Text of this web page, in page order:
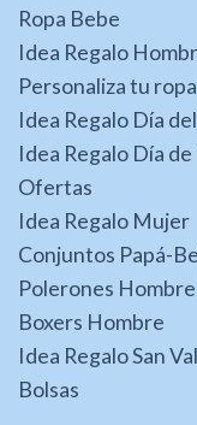
Ropa Bebe
Idea Regalo
Personaliza tu ropa
Idea Regalo Día
Idea Regalo Día
Ofertas
Idea Regalo Mujer
Conjuntos Papá-
Polerones Hombre
Boxers Hombre
Idea Regalo San
Bolsas